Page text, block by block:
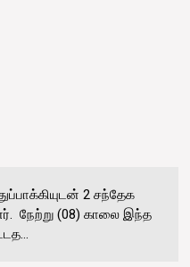
2 சந்தேக
நேற்று (08) காலை இந்த